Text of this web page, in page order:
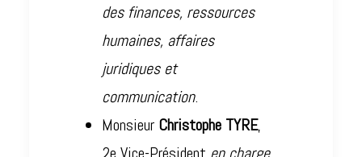
des finances, ressources
humaines, affaires
juridiques et
communication.
Monsieur Christophe TYRE,
2e Vice-Président en charge